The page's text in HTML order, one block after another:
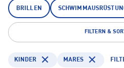
BRILLEN
FILTERN &
KINDER MARES